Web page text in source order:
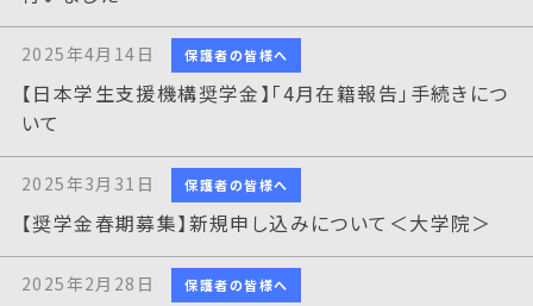
2025年4月14日 保護者の皆様へ
【日本学生支援機構奨学金】「4月在籍報告」手続きにつ
いて
2025年3月31日 保護者の皆様へ
【奨学金春期募集】新規申し込みについて＜大学院＞
2025年2月28日 保護者の皆様へ